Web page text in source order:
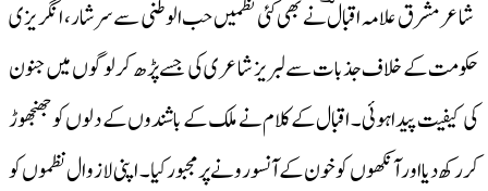
شاعر مشرق علامہ اقبالؔ نے بھی کئی نظمیں حب الوطنی سے سرشار، انگریزی
حکومت کے خلاف جذبات سے لبریز شاعری کی جسے پڑھ کر لوگوں میں جنون
کی کیفیت پیدا ہوئی۔ اقبال کے کلام نے ملک کے باشندوں کے دلوں کو جھنجھوڑ
کر رکھ دیا اور آنکھوں کو خون کے آنسو رونے پر مجبور کیا۔ اپنی لازوال نظموں کو